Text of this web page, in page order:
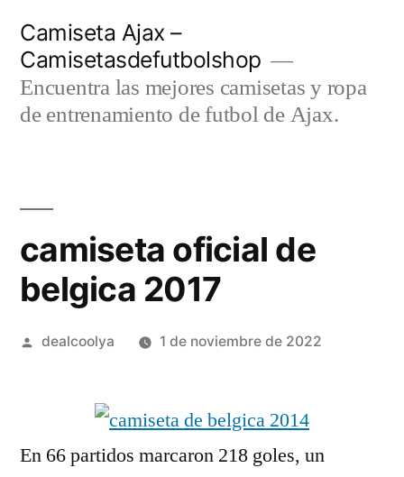
contenido
Camiseta Ajax –
Camisetasdefutbolshop
Encuentra las mejores camisetas y ropa
de entrenamiento de futbol de Ajax.
camiseta oficial de
belgica 2017
Publicado
dealcoolya 1 de noviembre de 2022
En 66 partidos marcaron 218 goles, un